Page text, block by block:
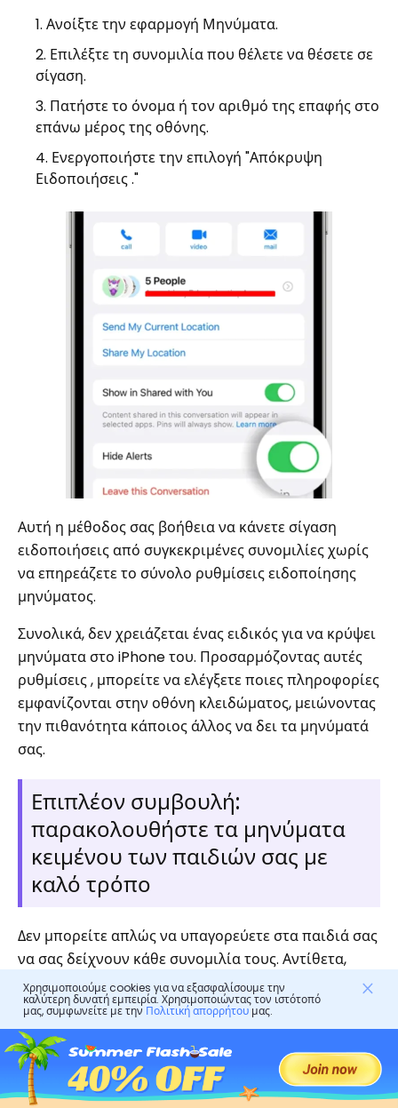
Ανοίξτε την εφαρμογή Μηνύματα.
Επιλέξτε τη συνομιλία που θέλετε να θέσετε σε
σίγαση.
Πατήστε το όνομα ή τον αριθμό της επαφής στο
επάνω μέρος της οθόνης.
Ενεργοποιήστε την επιλογή "Απόκρυψη
Ειδοποιήσεις ."
Αυτή η μέθοδος σας βοήθεια να κάνετε σίγαση
ειδοποιήσεις από συγκεκριμένες συνομιλίες χωρίς
να επηρεάζετε το σύνολο ρυθμίσεις ειδοποίησης
μηνύματος.
Συνολικά, δεν χρειάζεται ένας ειδικός για να κρύψει
μηνύματα στο iPhone του. Προσαρμόζοντας αυτές
ρυθμίσεις , μπορείτε να ελέγξετε ποιες πληροφορίες
εμφανίζονται στην οθόνη κλειδώματος, μειώνοντας
την πιθανότητα κάποιος άλλος να δει τα μηνύματά
σας.
Επιπλέον συμβουλή:
παρακολουθήστε τα μηνύματα
κειμένου των παιδιών σας με
καλό τρόπο
Δεν μπορείτε απλώς να υπαγορεύετε στα παιδιά σας
να σας δείχνουν κάθε συνομιλία τους. Αντίθετα,
πρέπει να θέσετε σαφή όρια και να αναπτύξετε μια
υγιή ατμόσφαιρα όπου το παιδί σας μπορεί να
μοιραστεί τα πάντα. Εξάλλου, το να είστε πολύ
αυστηροί και να απαιτούν το τηλέφωνό τους από
την αρχή, το μόνο που κάνουν είναι το παιδί σας να
επαναστατήσει. Επιπλέον, θα είναι πιο πρόθυμοι να
Χρησιμοποιούμε cookies για να εξασφαλίσουμε την
καλύτερη δυνατή εμπειρία. Χρησιμοποιώντας τον ιστότοπό
μας, συμφωνείτε με την Πολιτική απορρήτουμας.